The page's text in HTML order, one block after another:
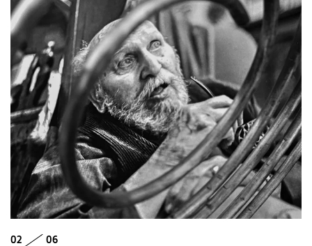
02 06